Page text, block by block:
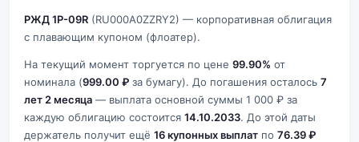
РЖД 1Р-09R (RU000A0ZZRY2) — корпоративная облигация
с плавающим купоном (флоатер).
На текущий момент торгуется по цене 99.90% от
номинала (999.00 ₽ за бумагу). До погашения осталось 7
лет 2 месяца — выплата основной суммы 1 000 ₽ за
каждую облигацию состоится 14.10.2033. До этой даты
держатель получит ещё 16 купонных выплат по 76.39 ₽